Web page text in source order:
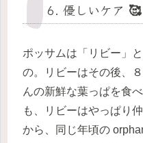
6. 優しいケア 🥰
ポッサムは「リビー」
の。リビーはその後、
んの新鮮な葉っぱを食
も、リビーはやっぱり
から、同じ年頃の